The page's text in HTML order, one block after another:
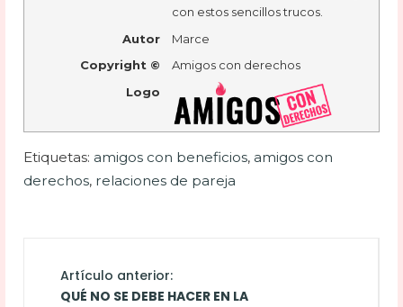
con estos sencillos trucos.
Autor
Marce
Copyright ©
Amigos con derechos
Logo
Etiquetas: amigos con beneficios, amigos con
derechos, relaciones de pareja
Artículo anterior:
QUÉ NO SE DEBE HACER EN LA